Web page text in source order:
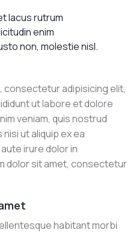
lacus rutrum
enim
non, molestie nisl.
consectetur adipisicing elit,
ut labore et dolore
veniam, quis nostrud
ut aliquip ex ea
irure dolor in
dolor sit amet, consectetur
habitant morbi